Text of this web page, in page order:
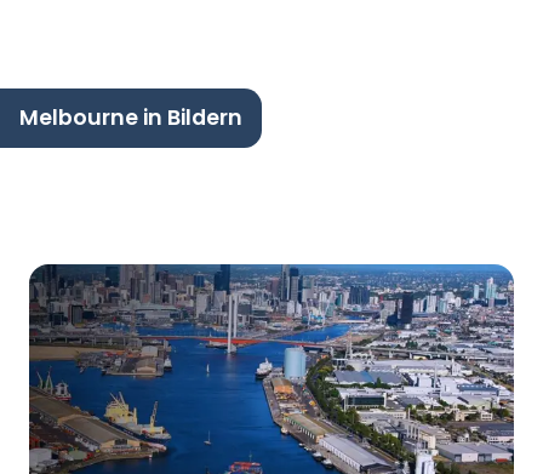
Melbourne in Bildern